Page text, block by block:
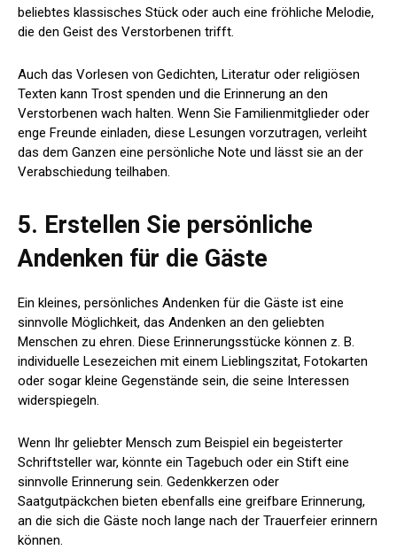
beliebtes klassisches Stück oder auch eine fröhliche Melodie,
die den Geist des Verstorbenen trifft.
Auch das Vorlesen von Gedichten, Literatur oder religiösen
Texten kann Trost spenden und die Erinnerung an den
Verstorbenen wach halten. Wenn Sie Familienmitglieder oder
enge Freunde einladen, diese Lesungen vorzutragen, verleiht
das dem Ganzen eine persönliche Note und lässt sie an der
Verabschiedung teilhaben.
5. Erstellen Sie persönliche
Andenken für die Gäste
Ein kleines, persönliches Andenken für die Gäste ist eine
sinnvolle Möglichkeit, das Andenken an den geliebten
Menschen zu ehren. Diese Erinnerungsstücke können z. B.
individuelle Lesezeichen mit einem Lieblingszitat, Fotokarten
oder sogar kleine Gegenstände sein, die seine Interessen
widerspiegeln.
Wenn Ihr geliebter Mensch zum Beispiel ein begeisterter
Schriftsteller war, könnte ein Tagebuch oder ein Stift eine
sinnvolle Erinnerung sein. Gedenkkerzen oder
Saatgutpäckchen bieten ebenfalls eine greifbare Erinnerung,
an die sich die Gäste noch lange nach der Trauerfeier erinnern
können.